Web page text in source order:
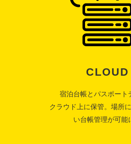
CLOUD
宿泊台帳とパスポート
クラウド上に保管。場所
い台帳管理が可能